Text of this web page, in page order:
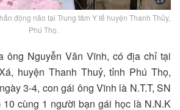
động não tại Trung tâm Y tế huyện Thanh Thủy,
Phú Thọ.
ông Nguyễn Văn Vĩnh, có địa chỉ tại
huyện Thanh Thuỷ, tỉnh Phú Thọ,
3-4, con gái ông Vĩnh là N.T.T, SN
cùng 1 người bạn gái học là N.N.K